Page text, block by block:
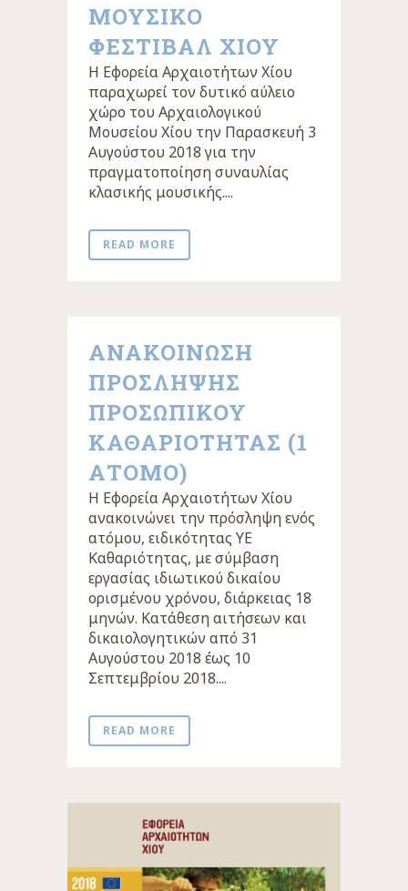
ΜΟΥΣΙΚΟ
ΦΕΣΤΙΒΑΛ ΧΙΟΥ
Η Εφορεία Αρχαιοτήτων Χίου
παραχωρεί τον δυτικό αύλειο
χώρο του Αρχαιολογικού
Μουσείου Χίου την Παρασκευή 3
Αυγούστου 2018 για την
πραγματοποίηση συναυλίας
κλασικής μουσικής....
READ MORE
ΑΝΑΚΟΙΝΩΣΗ
ΠΡΟΣΛΗΨΗΣ
ΠΡΟΣΩΠΙΚΟΥ
ΚΑΘΑΡΙΟΤΗΤΑΣ (1
ΑΤΟΜΟ)
Η Εφορεία Αρχαιοτήτων Χίου
ανακοινώνει την πρόσληψη ενός
ατόμου, ειδικότητας ΥΕ
Καθαριότητας, με σύμβαση
εργασίας ιδιωτικού δικαίου
ορισμένου χρόνου, διάρκειας 18
μηνών. Κατάθεση αιτήσεων και
δικαιολογητικών από 31
Αυγούστου 2018 έως 10
Σεπτεμβρίου 2018....
READ MORE